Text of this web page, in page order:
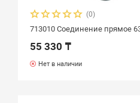
(0)
713010 Соединение прямое
55 330 ₸
Нет в наличии